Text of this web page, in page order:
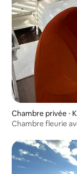
Chambre privée ⋅
Chambre fleurie